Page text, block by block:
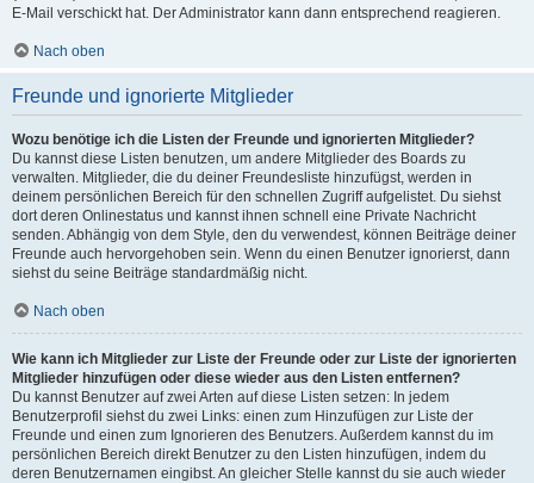
E-Mail verschickt hat. Der Administrator kann dann entsprechend reagieren.
Nach oben
Freunde und ignorierte Mitglieder
Wozu benötige ich die Listen der Freunde und ignorierten Mitglieder?
Du kannst diese Listen benutzen, um andere Mitglieder des Boards zu
verwalten. Mitglieder, die du deiner Freundesliste hinzufügst, werden in
deinem persönlichen Bereich für den schnellen Zugriff aufgelistet. Du siehst
dort deren Onlinestatus und kannst ihnen schnell eine Private Nachricht
senden. Abhängig von dem Style, den du verwendest, können Beiträge deiner
Freunde auch hervorgehoben sein. Wenn du einen Benutzer ignorierst, dann
siehst du seine Beiträge standardmäßig nicht.
Nach oben
Wie kann ich Mitglieder zur Liste der Freunde oder zur Liste der ignorierten
Mitglieder hinzufügen oder diese wieder aus den Listen entfernen?
Du kannst Benutzer auf zwei Arten auf diese Listen setzen: In jedem
Benutzerprofil siehst du zwei Links: einen zum Hinzufügen zur Liste der
Freunde und einen zum Ignorieren des Benutzers. Außerdem kannst du im
persönlichen Bereich direkt Benutzer zu den Listen hinzufügen, indem du
deren Benutzernamen eingibst. An gleicher Stelle kannst du sie auch wieder